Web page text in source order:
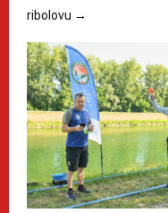
ribolovu →